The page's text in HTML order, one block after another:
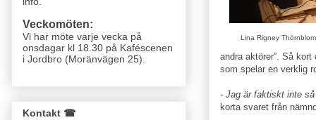
Lina Rigney
andra aktörer”. Så
som spelar en verklig
- Jag är faktiskt inte
korta svaret från
Veckomöten:
Vi har möte varje vecka på
onsdagar kl 18.30 på Kaféscenen
i Jordbro (Moränvägen 25)
Kontakt ☎